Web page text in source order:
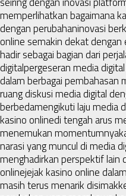
memperlihatkan bagaimana
dengan perubahaninovasi
online semakin dekat
hadir sebagai bagian dari
digitalpergeseran media
dalam berbagai pembahasan
ruang diskusi media digital
berbedamengikuti laju media
kasino onlinedi tengah arus
menemukan momentumnya
narasi yang muncul di media
menghadirkan perspektif lain
onlinejejak kasino online
masih terus menarik disimak